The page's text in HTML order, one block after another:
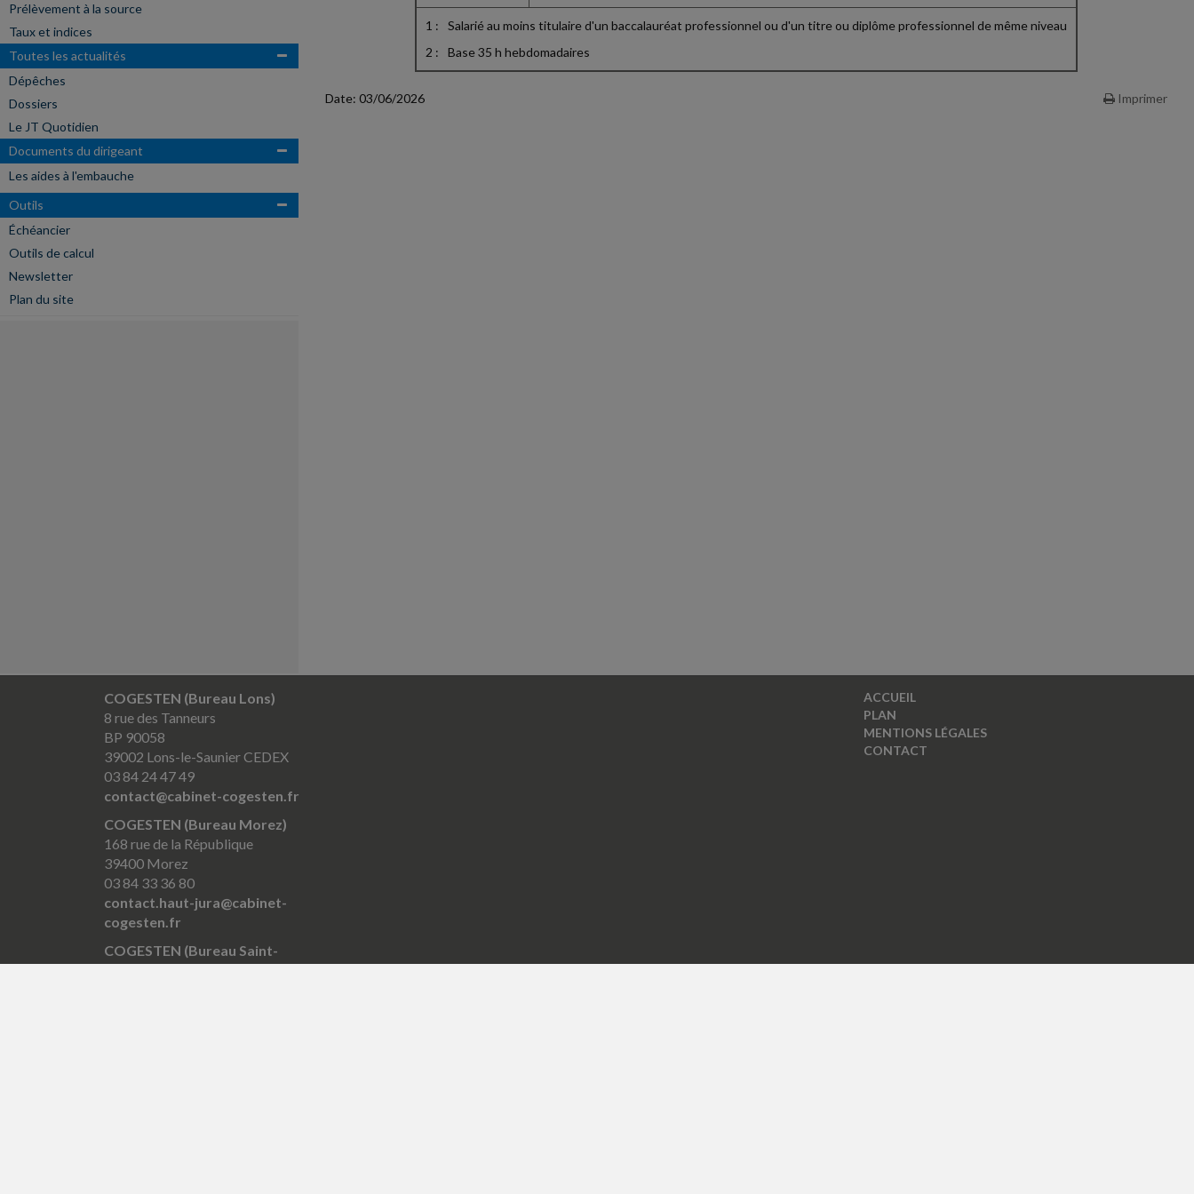
Prélèvement à la source
Taux et indices
Toutes les actualités
Dépêches
Dossiers
Le JT Quotidien
Documents du dirigeant
Les aides à l'embauche
Outils
Échéancier
Outils de calcul
Newsletter
Plan du site
1 :
Salarié au moins titulaire d'un baccalauréat professionnel ou d'un titre ou diplôme professionnel de même niveau
2 :
Base 35 h hebdomadaires
Date: 03/06/2026 Imprimer
COGESTEN (Bureau Lons)
8 rue des Tanneurs
BP 90058
39002 Lons-le-Saunier CEDEX
03 84 24 47 49
contact@cabinet-cogesten.fr
COGESTEN (Bureau Morez)
168 rue de la République
39400 Morez
03 84 33 36 80
contact.haut-jura@cabinet-
cogesten.fr
COGESTEN (Bureau Saint-
ACCUEIL
PLAN
MENTIONS LÉGALES
CONTACT